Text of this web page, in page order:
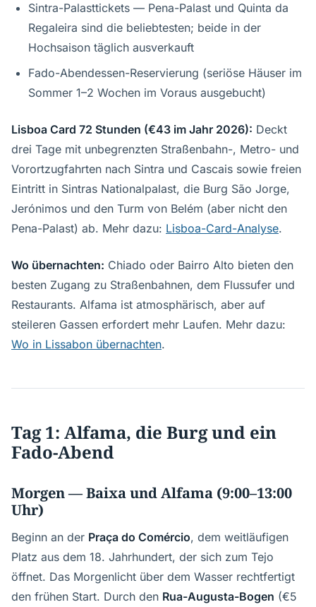
Sintra-Palasttickets — Pena-Palast und Quinta da
Regaleira sind die beliebtesten; beide in der
Hochsaison täglich ausverkauft
Fado-Abendessen-Reservierung (seriöse Häuser im
Sommer 1–2 Wochen im Voraus ausgebucht)
Lisboa Card 72 Stunden (€43 im Jahr 2026): Deckt
drei Tage mit unbegrenzten Straßenbahn-, Metro- und
Vorortzugfahrten nach Sintra und Cascais sowie freien
Eintritt in Sintras Nationalpalast, die Burg São Jorge,
Jerónimos und den Turm von Belém (aber nicht den
Pena-Palast) ab. Mehr dazu: Lisboa-Card-Analyse.
Wo übernachten: Chiado oder Bairro Alto bieten den
besten Zugang zu Straßenbahnen, dem Flussufer und
Restaurants. Alfama ist atmosphärisch, aber auf
steileren Gassen erfordert mehr Laufen. Mehr dazu:
Wo in Lissabon übernachten.
Tag 1: Alfama, die Burg und ein
Fado-Abend
Morgen — Baixa und Alfama (9:00–13:00
Uhr)
Beginn an der Praça do Comércio, dem weitläufigen
Platz aus dem 18. Jahrhundert, der sich zum Tejo
öffnet. Das Morgenlicht über dem Wasser rechtfertigt
den frühen Start. Durch den Rua-Augusta-Bogen (€5